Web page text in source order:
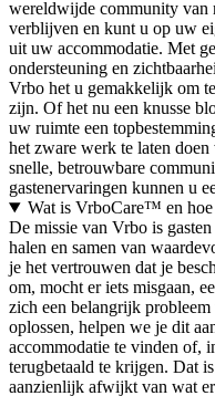
wereldwijde community van
verblijven en kunt u op uw
uit uw accommodatie. Met
ondersteuning en
Vrbo het u gemakkelijk om
zijn. Of het nu een knusse
uw ruimte een
het zware werk te laten
snelle, betrouwbare
gastenervaringen kunnen u
Wat is VrboCare™ en
De missie van Vrbo is
halen en samen van
je het vertrouwen dat je
om, mocht er iets misgaan,
zich een belangrijk
oplossen, helpen we je dit
accommodatie te vinden of,
terugbetaald te krijgen. Dat
aanzienlijk afwijkt van wat